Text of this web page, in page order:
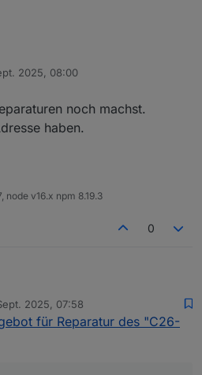
2025, 08:00
noch machst.
haben.
node v16.x npm 8.19.3
0
aus, als ob er eine ähnliche
betroffenen Schalter sind, kann
2025, 07:58
für Reparatur des "C26-